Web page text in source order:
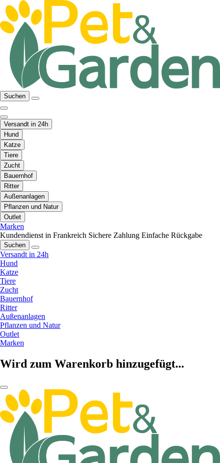
Suchen
Versandt in 24h
Hund
Katze
Tiere
Zucht
Bauernhof
Ritter
Außenanlagen
Pflanzen und Natur
Outlet
Marken
Kundendienst in Frankreich Sichere Zahlung Einfache Rückgabe
Suchen
Versandt in 24h
Hund
Katze
Tiere
Zucht
Bauernhof
Ritter
Außenanlagen
Pflanzen und Natur
Outlet
Marken
Wird zum Warenkorb hinzugefügt...